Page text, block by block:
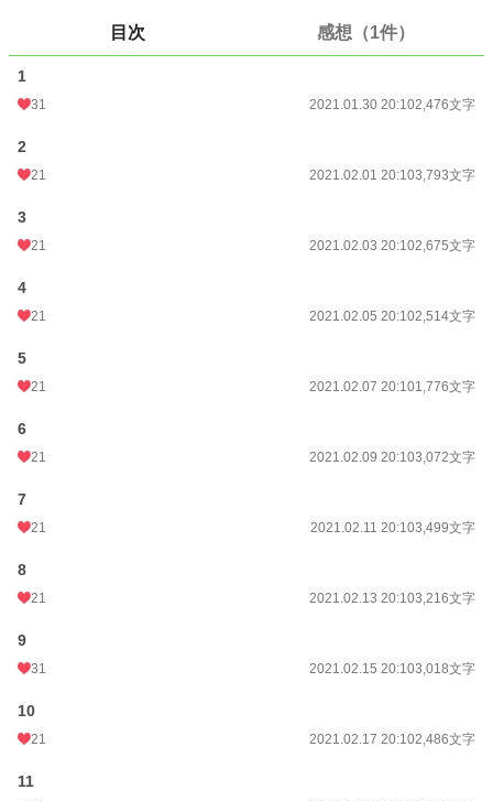
35,442
更新日時 2021.02.22 08:37
初回公開日時
週間ポイント
月間ポイント
年間ポイント
累計ポイント
目次 感想（1件）
1
31 2021.01.30 20:102,476文字
2
21 2021.02.01 20:103,793文字
3
21 2021.02.03 20:102,675文字
4
21 2021.02.05 20:102,514文字
5
21 2021.02.07 20:101,776文字
6
21 2021.02.09 20:103,072文字
7
21 2021.02.11 20:103,499文字
8
21 2021.02.13 20:103,216文字
9
31 2021.02.15 20:103,018文字
10
21 2021.02.17 20:102,486文字
11